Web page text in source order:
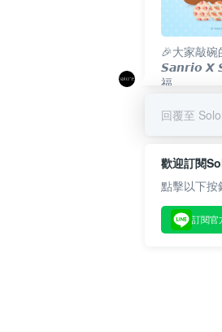
🎉大家敲碗
𝙎𝙖𝙣𝙧𝙞𝙤 𝙓
福
回覆至
歡迎訂閱
點擊以下按
訂閱官